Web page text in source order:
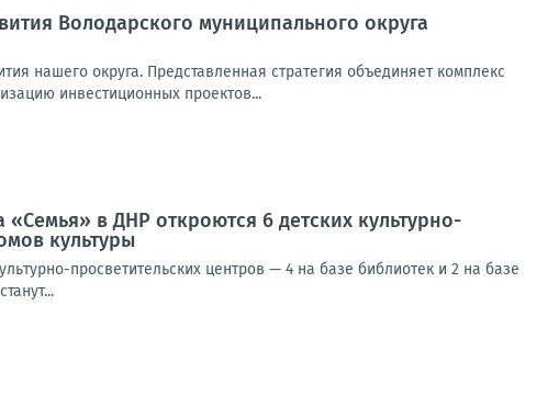
Володарского муниципального округа
нашего округа. Представленная стратегия объединяет комплекс
инвестиционных проектов...
в ДНР откроются 6 детских культурно-
культуры
просветительских центров — 4 на базе библиотек и 2 на базе